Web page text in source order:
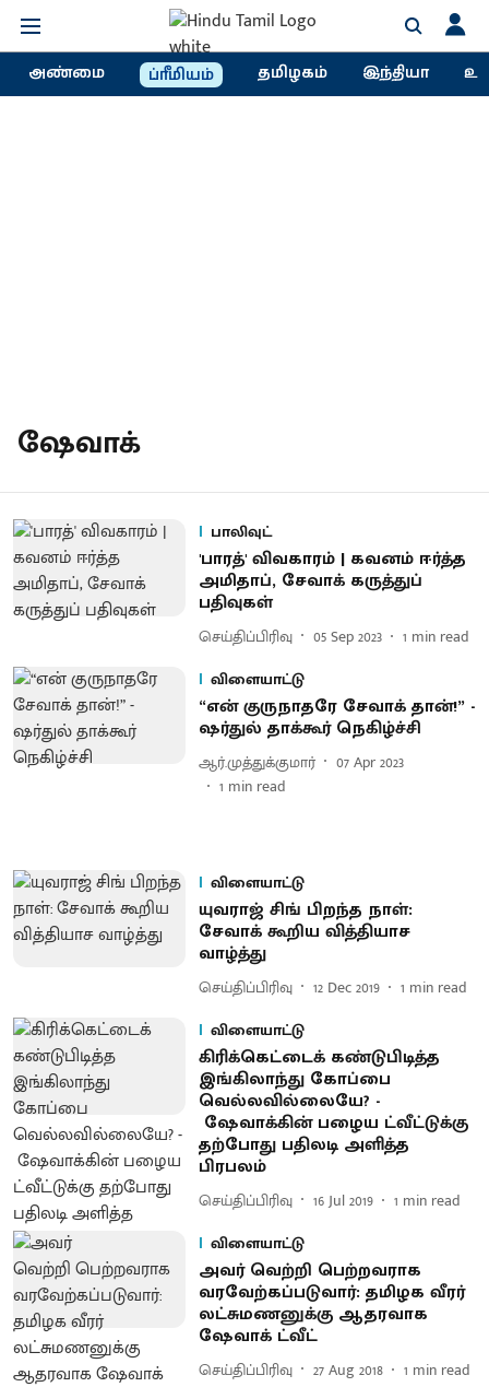
அண்மை ப்ரீமியம் தமிழகம் இந்தியா
ஷேவாக்
பாலிவுட்
'பாரத்' விவகாரம் | கவனம் ஈர்த்த
அமிதாப், சேவாக் கருத்துப்
பதிவுகள்
செய்திப்பிரிவு 05 Sep 2023 1 min read
விளையாட்டு
“என் குருநாதரே சேவாக் தான்!” -
ஷர்துல் தாக்கூர் நெகிழ்ச்சி
ஆர்.முத்துக்குமார்
07 Apr 2023
1 min read
விளையாட்டு
யுவராஜ் சிங் பிறந்த நாள்:
சேவாக் கூறிய வித்தியாச
வாழ்த்து
செய்திப்பிரிவு 12 Dec 2019 1 min read
விளையாட்டு
கிரிக்கெட்டைக் கண்டுபிடித்த
இங்கிலாந்து கோப்பை
வெல்லவில்லையே? -
ஷேவாக்கின் பழைய ட்வீட்டுக்கு
தற்போது பதிலடி அளித்த
பிரபலம்
செய்திப்பிரிவு 16 Jul 2019 1 min read
விளையாட்டு
அவர் வெற்றி பெற்றவராக
வரவேற்கப்படுவார்: தமிழக வீரர்
லட்சுமணனுக்கு ஆதரவாக
ஷேவாக் ட்வீட்
செய்திப்பிரிவு 27 Aug 2018 1 min read